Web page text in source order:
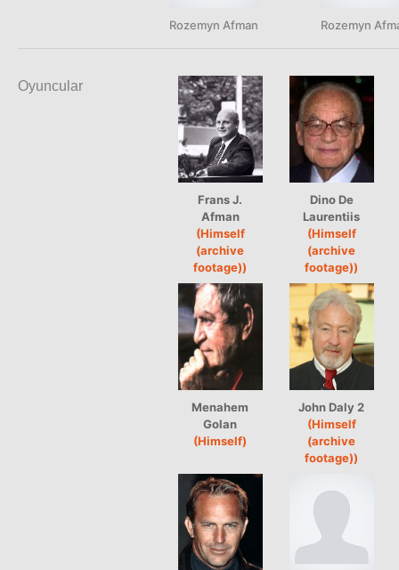
Rozemyn Afman Rozemyn
Oyuncular
Frans J.
Afman
(Himself
(archive
footage))
Dino De
Laurentiis
(Himself
(archive
footage))
Menahem
Golan
(Himself)
John Daly 2
(Himself
(archive
footage))